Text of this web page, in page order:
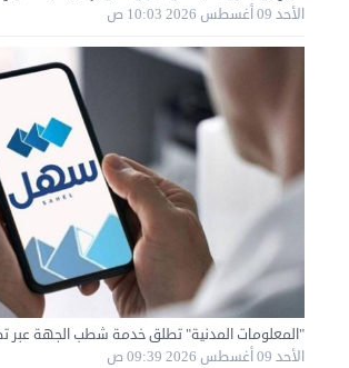
نقل عفش الكويت 50636444 فك وتركيب ايكيا محلي ...
السبت 31 أغسطس 2024 06:31 م
الأحد 09 أغسطس 2026 10:03 ص
"المعلومات المدنية" تطلق خدمة شطب الجهة
الأحد 09 أغسطس 2026 09:39 ص